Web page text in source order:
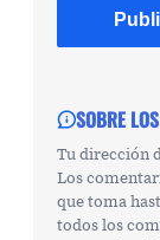
SOBRE
Tu dirección
Los
que toma
todos los